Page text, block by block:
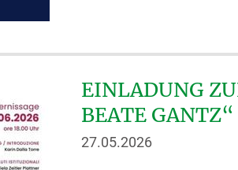
EINLADUNG
BEATE GANTZ“
27.05.2026